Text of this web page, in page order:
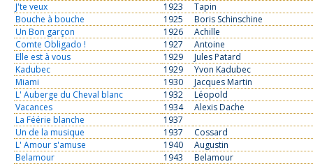
J'te veux 1923
Tapin
Bouche à bouche
1925
Boris Schinschine
Un Bon garçon
1926
Achille
Comte Obligado !
1927
Antoine
Elle est à vous
1929
Jules Patard
Kadubec
1929
Yvon Kadubec
Miami
1930
Jacques Martin
L' Auberge du Cheval blanc
1932
Léopold
Vacances
1934
Alexis Dache
La Féérie blanche
1937
Un de la musique
1937
Cossard
L' Amour s'amuse
1940
Augustin
Belamour
1943 Belamour